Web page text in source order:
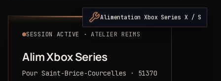
SESSION ACTIVE · ATELIER REIMS
Alim Xbox Series
Pour Saint-Brice-Courcelles · 51370
Alimentation Xbox Series X / S